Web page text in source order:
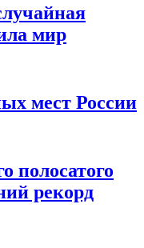
мир
мест России
полосатого
рекорд